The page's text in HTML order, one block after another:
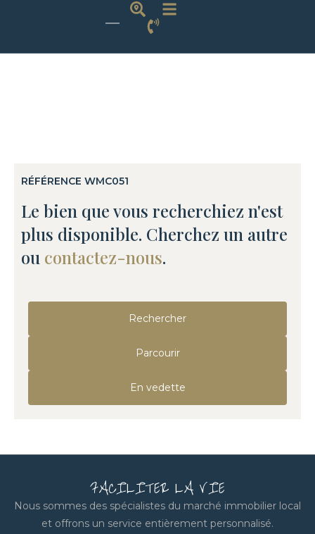
RÉFÉRENCE WMC051
Le bien que vous recherchiez n'est
plus disponible. Cherchez un autre
ou contactez-nous.
Rechercher
Parcourir
En vedette
FACILITER LA VIE
Nous sommes des spécialistes du marché immobilier local
et offrons un service entièrement personnalisé.